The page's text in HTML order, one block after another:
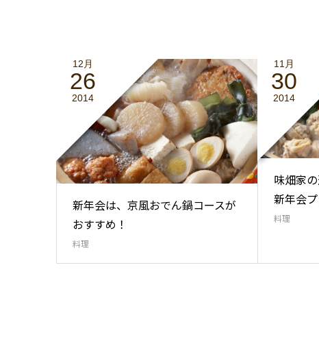
12月
26
2014
新年会は、京風おでん鍋コースが
おすすめ！
料理
11月
30
2014
味畑家
新年会プ
料理